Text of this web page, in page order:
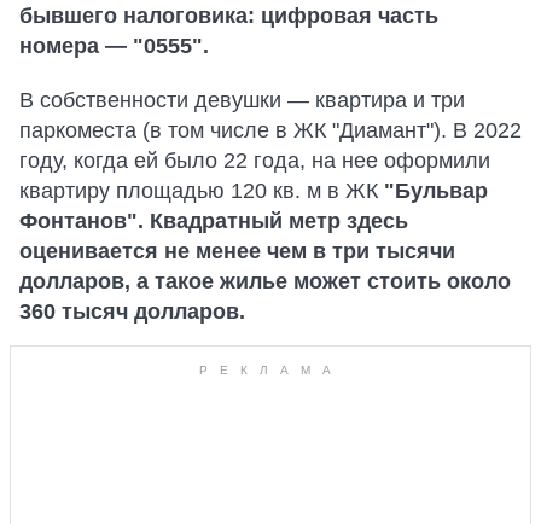
бывшего налоговика: цифровая часть
номера — "0555".
В собственности девушки — квартира и три
паркоместа (в том числе в ЖК "Диамант"). В 2022
году, когда ей было 22 года, на нее оформили
квартиру площадью 120 кв. м в ЖК "Бульвар
Фонтанов". Квадратный метр здесь
оценивается не менее чем в три тысячи
долларов, а такое жилье может стоить около
360 тысяч долларов.